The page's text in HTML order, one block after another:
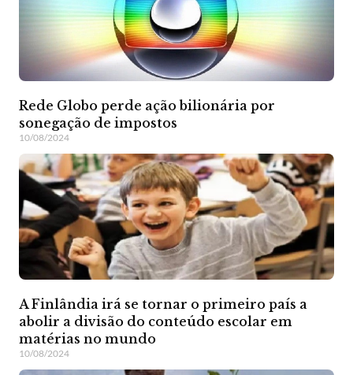
Rede Globo perde ação bilionária por
sonegação de impostos
10/08/2024
A Finlândia irá se tornar o primeiro país a
abolir a divisão do conteúdo escolar em
matérias no mundo
10/08/2024